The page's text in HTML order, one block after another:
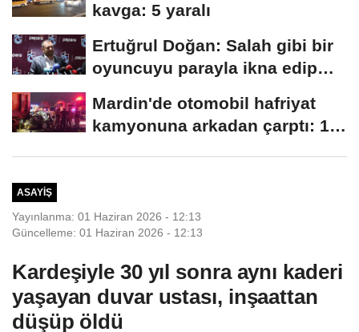
kavga: 5 yaralı
Ertuğrul Doğan: Salah gibi bir
oyuncuyu parayla ikna edip
Mardin'de otomobil hafriyat
kamyonuna arkadan çarptı: 1
ASAYIŞ
Yayınlanma: 01 Haziran 2026 - 12:13
Güncelleme: 01 Haziran 2026 - 12:13
Kardeşiyle 30 yıl sonra aynı kaderi
yaşayan duvar ustası, inşaattan
düşüp öldü